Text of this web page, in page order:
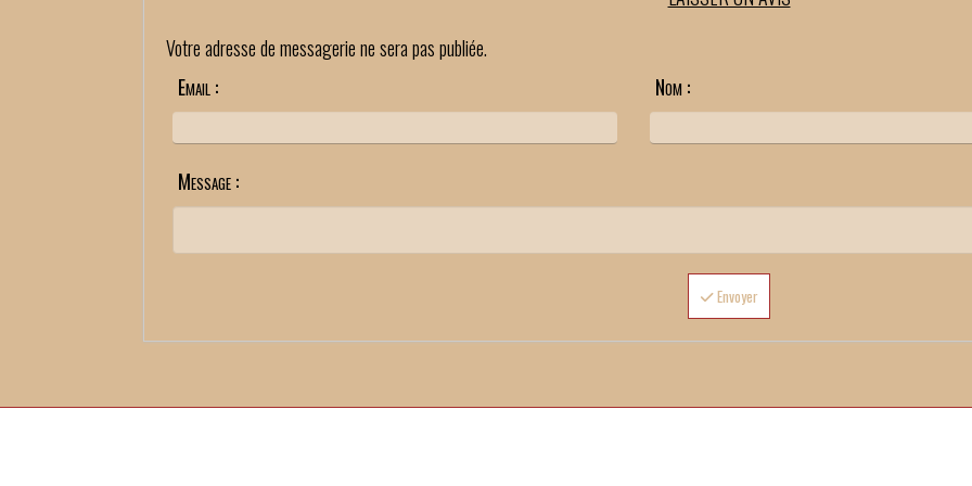
Votre adresse de messagerie ne sera pas publiée.
Email :
Nom :
Message :
Envoyer